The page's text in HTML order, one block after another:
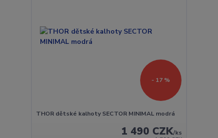
- 17 %
THOR dětské kalhoty SECTOR MINIMAL modrá
1 490 CZK/ks